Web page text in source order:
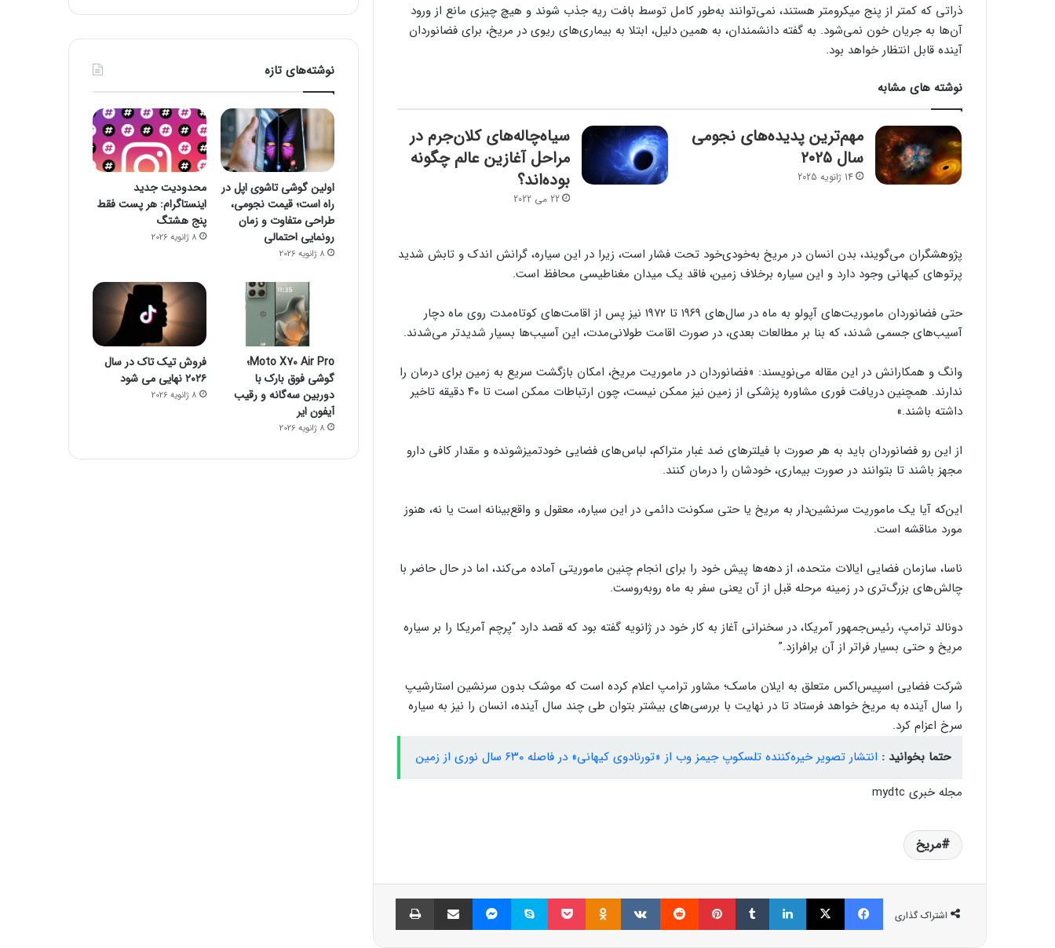
ذراتی که کمتر از پنج میکرومتر هستند، نمی‌توانند به‌طور کامل توسط بافت ریه جذب شوند و هیچ چیزی مانع از ورود
آن‌ها به جریان خون نمی‌شود. به گفته دانشمندان، به همین دلیل، ابتلا به بیماری‌های ریوی در مریخ، برای فضانوردان
آینده قابل انتظار خواهد بود.
نوشته های مشابه
مهم‌ترین پدیده‌های نجومی
سال ۲۰۲۵
14 ژانویه 2025
سیاه‌چاله‌های کلان‌جرم در
مراحل آغازین عالم چگونه
بوده‌اند؟
22 می 2022
پژوهشگران می‌گویند، بدن انسان در مریخ به‌خودی‌خود تحت فشار است، زیرا در این سیاره، گرانش اندک و تابش شدید
پرتوهای کیهانی وجود دارد و این سیاره برخلاف زمین، فاقد یک میدان مغناطیسی محافظ است.
حتی فضانوردان ماموریت‌های آپولو به ماه در سال‌های ۱۹۶۹ تا ۱۹۷۲ نیز پس از اقامت‌های کوتاه‌مدت روی ماه دچار
آسیب‌های جسمی شدند، که بنا بر مطالعات بعدی، در صورت اقامت طولانی‌مدت، این آسیب‌ها بسیار شدیدتر می‌شدند.
وانگ و همکارانش در این مقاله می‌نویسند: «فضانوردان در ماموریت مریخ، امکان بازگشت سریع به زمین برای درمان را
ندارند. همچنین دریافت فوری مشاوره پزشکی از زمین نیز ممکن نیست، چون ارتباطات ممکن است تا ۴۰ دقیقه تاخیر
داشته باشند.»
از این رو فضانوردان باید به هر صورت با فیلترهای ضد غبار متراکم، لباس‌های فضایی خودتمیزشونده و مقدار کافی دارو
مجهز باشند تا بتوانند در صورت بیماری، خودشان را درمان کنند.
این‌که آیا یک ماموریت سرنشین‌دار به مریخ یا حتی سکونت دائمی در این سیاره، معقول و واقع‌بینانه است یا نه، هنوز
مورد مناقشه است.
ناسا، سازمان فضایی ایالات متحده، از دهه‌ها پیش خود را برای انجام چنین ماموریتی آماده می‌کند، اما در حال حاضر با
چالش‌های بزرگ‌تری در زمینه مرحله قبل از آن یعنی سفر به ماه روبه‌روست.
دونالد ترامپ، رئیس‌جمهور آمریکا، در سخنرانی آغاز به کار خود در ژانویه گفته بود که قصد دارد “پرچم آمریکا را بر سیاره
مریخ و حتی بسیار فراتر از آن برافرازد.”
شرکت فضایی اسپیس‌اکس متعلق به ایلان ماسک؛ مشاور ترامپ اعلام کرده است که موشک بدون سرنشین استارشیپ
را سال آینده به مریخ خواهد فرستاد تا در نهایت با بررسی‌های بیشتر بتوان طی چند سال آینده، انسان‌ را نیز به سیاره
سرخ اعزام کرد.
حتما بخوانید : انتشار تصویر خیره‌کننده تلسکوپ جیمز وب از «تورنادوی کیهانی» در فاصله ۶۳۰ سال نوری از زمین
مجله خبری mydtc
مریخ
اشتراک گذاری
فیسبوک ایکس لینکداین تامبلر پینتریست Reddit
VKontakte
Odnoklassniki پاکت اسکایپ مسنجر اشتراک گذاری با ایمیل
نوشته‌های تازه
اولین گوشی تاشوی اپل در
راه است؛ قیمت نجومی،
طراحی متفاوت و زمان
رونمایی احتمالی
8 ژانویه 2026
محدودیت جدید
اینستاگرام: هر پست فقط
پنج هشتگ
8 ژانویه 2026
Moto X70 Air Pro؛
گوشی فوق بارک با
دوربین سه‌گانه و رقیب
آیفون ایر
8 ژانویه 2026
فروش تیک تاک در سال
۲۰۲۶ نهایی می شود
8 ژانویه 2026